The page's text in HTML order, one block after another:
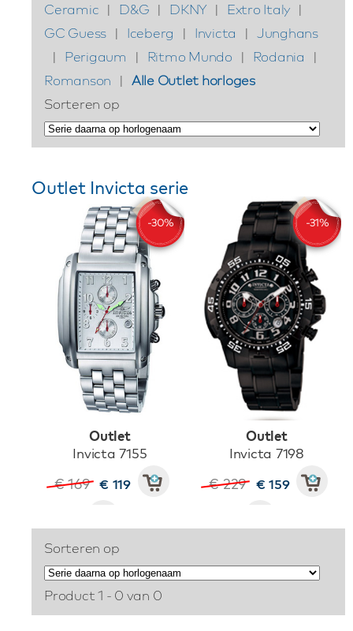
Ceramic | D&G | DKNY | Extro Italy |
GC Guess | Iceberg | Invicta | Junghans
|
Perigaum | Ritmo Mundo | Rodania
|
Romanson
| Alle Outlet horloges
Sorteren op
Outlet Invicta serie
Outlet
Invicta 7155
€ 169 € 119
Outlet
Invicta 7198
€ 229 € 159
Sorteren op
Product 1 - 0 van 0